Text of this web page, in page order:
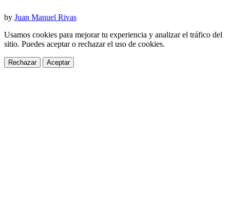
by Juan Manuel Rivas
Usamos cookies para mejorar tu experiencia y analizar el tráfico del
sitio. Puedes aceptar o rechazar el uso de cookies.
Rechazar Aceptar